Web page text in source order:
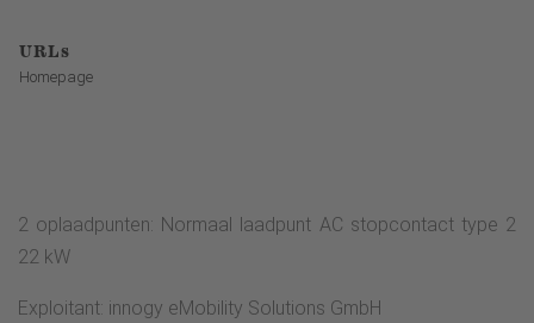
URLs
Homepage
2 oplaadpunten: Normaal laadpunt AC stopcontact type 2
22 kW
Exploitant: innogy eMobility Solutions GmbH